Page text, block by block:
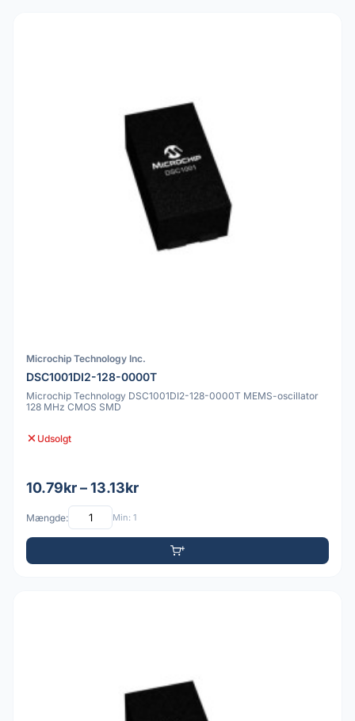
Microchip Technology Inc.
DSC1001DI2-128-0000T
Microchip Technology DSC1001DI2-128-0000T MEMS-oscillator
128 MHz CMOS SMD
Udsolgt
10.79kr – 13.13kr
Mængde: Min: 1